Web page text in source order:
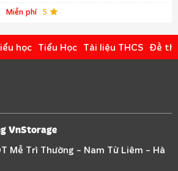
Miễn phí 5
học Tiểu Học Tài liệu THCS Đề thi
VnStorage
Mễ Trì Thường - Nam Từ Liêm - Hà